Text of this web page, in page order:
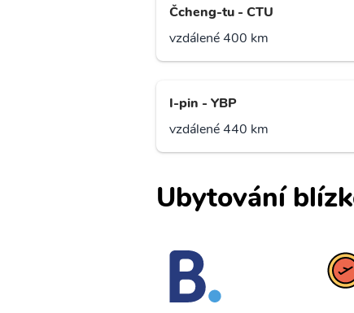
Čcheng-tu - CTU
vzdálené 400 km
I-pin - YBP
vzdálené 440 km
Ubytování